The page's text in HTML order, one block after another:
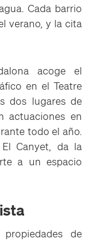
Cada barrio
verano, y la cita
acoge el
en el Teatre
dos lugares de
actuaciones en
todo el año.
Canyet, da la
a un espacio
de